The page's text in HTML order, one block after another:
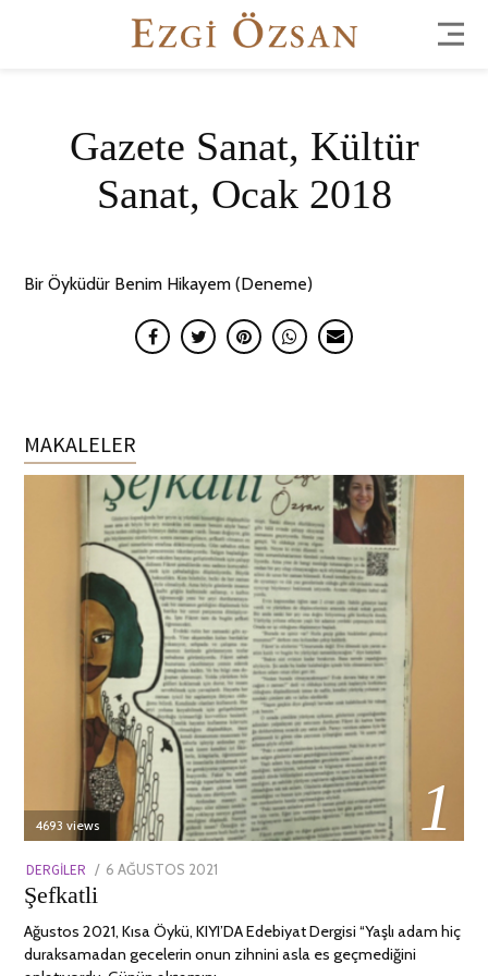
Gazete Sanat, Kültür
Sanat, Ocak 2018
Bir Öyküdür Benim Hikayem (Deneme)
MAKALELER
01
4693 views
DERGILER
POSTED
6 AĞUSTOS 2021
Şefkatli
Ağustos 2021, Kısa Öykü, KIYI’DA Edebiyat Dergisi “Yaşlı adam hiç
duraksamadan gecelerin onun zihnini asla es geçmediğini